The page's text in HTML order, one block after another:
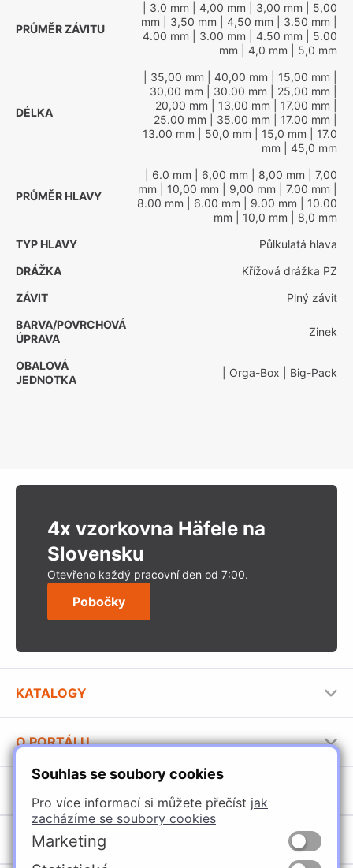
Souhlas se soubory cookies
Pro více informací si můžete přečíst jak
zacházíme se soubory cookies
Marketing
PRŮMĚR ZÁVITU
| 3.0 mm | 4,00 mm | 3,00 mm | 5,00
mm | 3,50 mm | 4,50 mm | 3.50 mm
4.00 mm | 3.00 mm | 4.50 mm | 5.00
mm | 4,0 mm | 5,0 mm
DÉLKA
| 35,00 mm | 40,00 mm | 15,00 mm
30,00 mm | 30.00 mm | 25,00 mm
20,00 mm | 13,00 mm | 17,00 mm
25.00 mm | 35.00 mm | 17.00 mm
13.00 mm | 50,0 mm | 15,0 mm | 17.0
mm | 45,0 mm
PRŮMĚR HLAVY
| 6.0 mm | 6,00 mm | 8,00 mm | 7,00
mm | 10,00 mm | 9,00 mm | 7.00 mm
8.00 mm | 6.00 mm | 9.00 mm | 10.00
mm | 10,0 mm | 8,0 mm
TYP HLAVY
Půlkulatá hlava
DRÁŽKA
Křížová drážka PZ
ZÁVIT
Plný závit
BARVA/POVRCHOVÁ
ÚPRAVA
Zinek
OBALOVÁ
JEDNOTKA
| Orga-Box | Big-Pack
4x vzorkovna Häfele na
Slovensku
Otevřeno každý pracovní den od 7:00.
Pobočky
KATALOGY
Stavební katalog Häfele
Brožury Häfele
O PORTÁLU
Provozovatel portálu
Jak používat portál
Úchytky
Nábytkové kování
POBOČKY